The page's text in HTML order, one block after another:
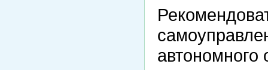
автономного